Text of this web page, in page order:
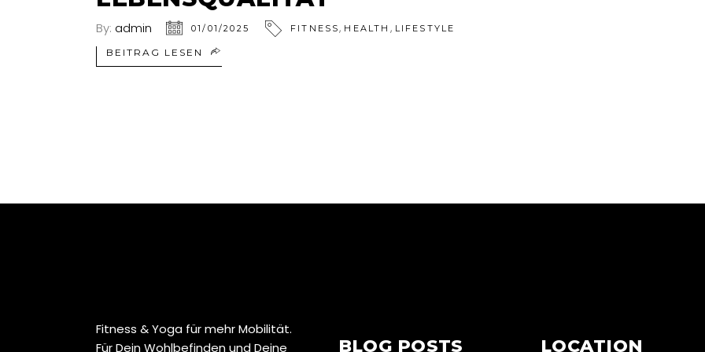
By: admin 01/01/2025 FITNESS, HEALTH , LIFESTYLE
BEITRAG LESEN
Fitness & Yoga für mehr Mobilität.
Für Dein Wohlbefinden und Deine
BLOG POSTS LOCATION